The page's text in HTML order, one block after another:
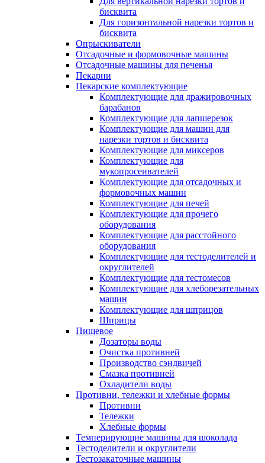
бисквита
Для горизонтальной нарезки тортов и
бисквита
Опрыскиватели
Отсадочные и формовочные машины
Отсадочные машины для печенья
Пекарни
Пекарские комплектующие
Комплектующие для дражировочных
барабанов
Комплектующие для лапшерезок
Комплектующие для машин для
нарезки тортов и бисквита
Комплектующие для миксеров
Комплектующие для
мукопросеивателей
Комплектующие для отсадочных и
формовочных машин
Комплектующие для печей
Комплектующие для прочего
оборудования
Комплектующие для расстойного
оборудования
Комплектующие для тестоделителей и
округлителей
Комплектующие для тестомесов
Комплектующие для хлеборезательных
машин
Комплектующие для шприцов
Шприцы
Пищевое
Дозаторы воды
Очистка противней
Производство сэндвичей
Смазка противней
Охладители воды
Противни, тележки и хлебные формы
Противни
Тележки
Хлебные формы
Темперирующие машины для шоколада
Тестоделители и округлители
Тестозакаточные машины